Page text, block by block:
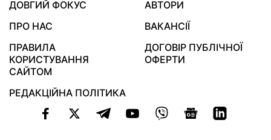
ДОВГИЙ ФОКУС
АВТОРИ
ПРО НАС
ВАКАНСІЇ
ПРАВИЛА
КОРИСТУВАННЯ
САЙТОМ
ДОГОВІР ПУБЛІЧНОЇ
ОФЕРТИ
РЕДАКЦІЙНА ПОЛІТИКА